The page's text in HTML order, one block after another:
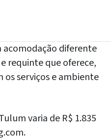
acomodação diferente
requinte que oferece,
os serviços e ambiente
varia de R$ 1.835